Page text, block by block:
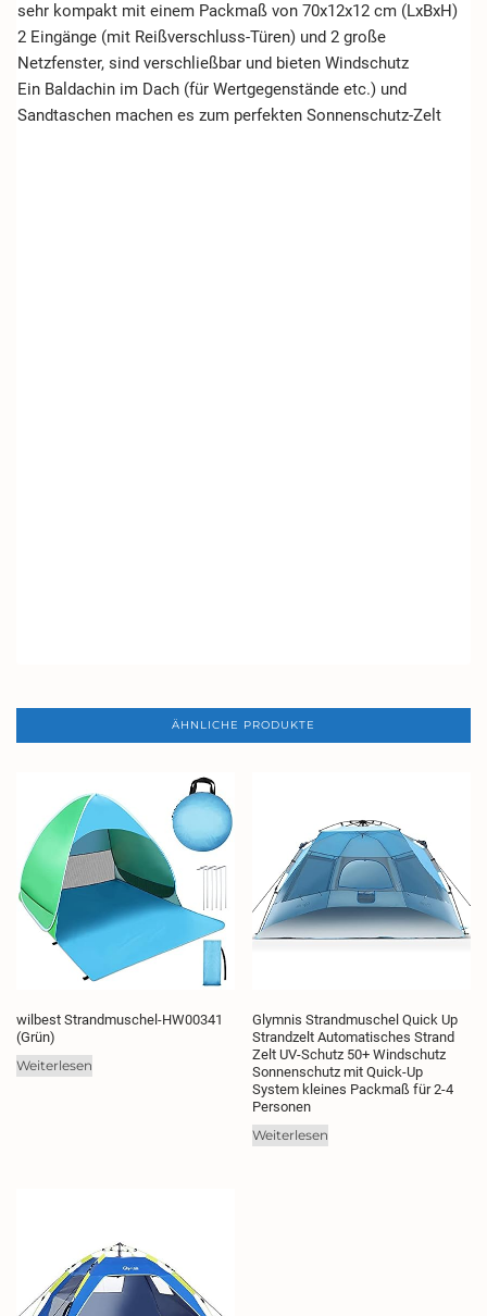
sehr kompakt mit einem Packmaß von 70x12x12 cm (LxBxH)
2 Eingänge (mit Reißverschluss-Türen) und 2 große
Netzfenster, sind verschließbar und bieten Windschutz
Ein Baldachin im Dach (für Wertgegenstände etc.) und
Sandtaschen machen es zum perfekten Sonnenschutz-Zelt
ÄHNLICHE PRODUKTE
wilbest Strandmuschel-HW00341
(Grün)
Weiterlesen
Glymnis Strandmuschel Quick Up
Strandzelt Automatisches Strand
Zelt UV-Schutz 50+ Windschutz
Sonnenschutz mit Quick-Up
System kleines Packmaß für 2-4
Personen
Weiterlesen